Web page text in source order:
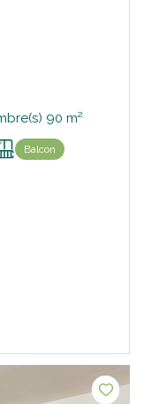
Appartement 4 pièce(s) 2 chambre(s) 90 m²
Balcon